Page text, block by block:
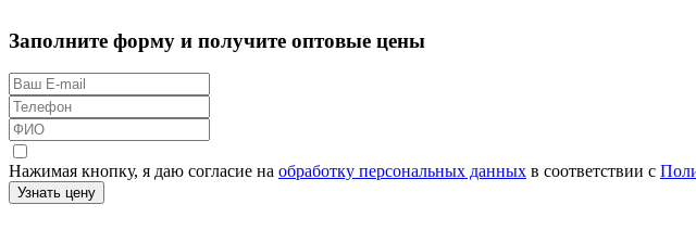
Заполните форму и получите оптовые цены
Нажимая кнопку, я даю согласие на обработку персональных данных в соответствии с
Узнать цену